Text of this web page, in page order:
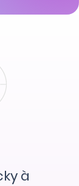
à